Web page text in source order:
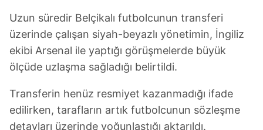
Uzun süredir Belçikalı futbolcunun transferi
üzerinde çalışan siyah-beyazlı yönetimin, İngiliz
ekibi Arsenal ile yaptığı görüşmelerde büyük
ölçüde uzlaşma sağladığı belirtildi.
Transferin henüz resmiyet kazanmadığı ifade
edilirken, tarafların artık futbolcunun sözleşme
detayları üzerinde yoğunlaştığı aktarıldı.